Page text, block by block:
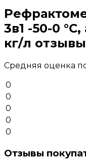
3в1 -50-0
кг/л отзывы
Средняя оценка
0
0
0
0
0
Отзывы